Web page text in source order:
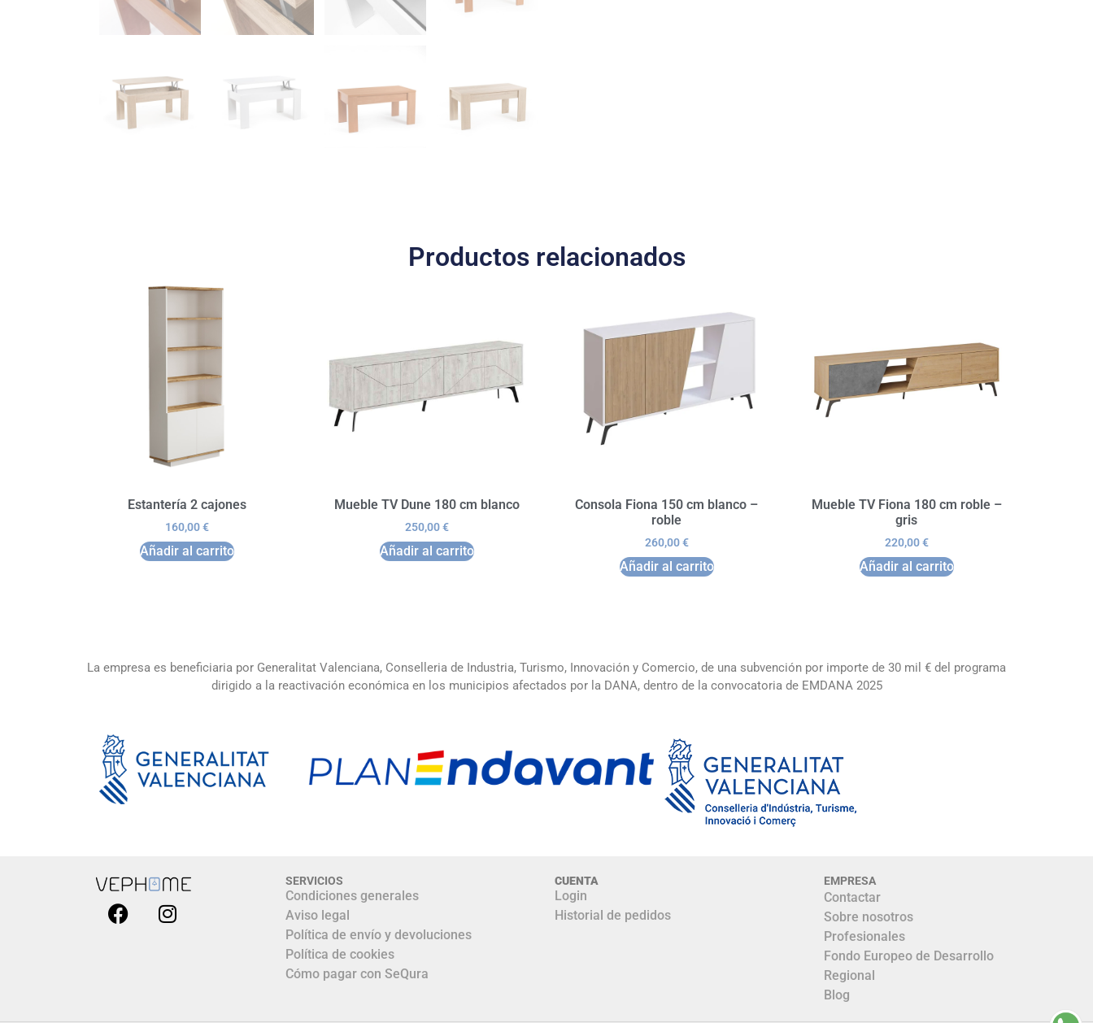
Productos relacionados
Estantería 2 cajones
160,00€
Añadir al carrito
Mueble TV Dune 180 cm blanco
250,00€
Añadir al carrito
Consola Fiona 150 cm blanco –
roble
260,00€
Añadir al carrito
Mueble TV Fiona 180 cm roble –
gris
220,00€
Añadir al carrito
La empresa es beneficiaria por Generalitat Valenciana, Conselleria de Industria, Turismo, Innovación y Comercio, de una subvención por importe de 30 mil € del programa
dirigido a la reactivación económica en los municipios afectados por la DANA, dentro de la convocatoria de EMDANA 2025
SERVICIOS
Condiciones generales
Aviso legal
Política de envío y devoluciones
Política de cookies
Cómo pagar con SeQura
CUENTA
Login
Historial de pedidos
EMPRESA
Contactar
Sobre nosotros
Profesionales
Fondo Europeo de Desarrollo
Regional
Blog